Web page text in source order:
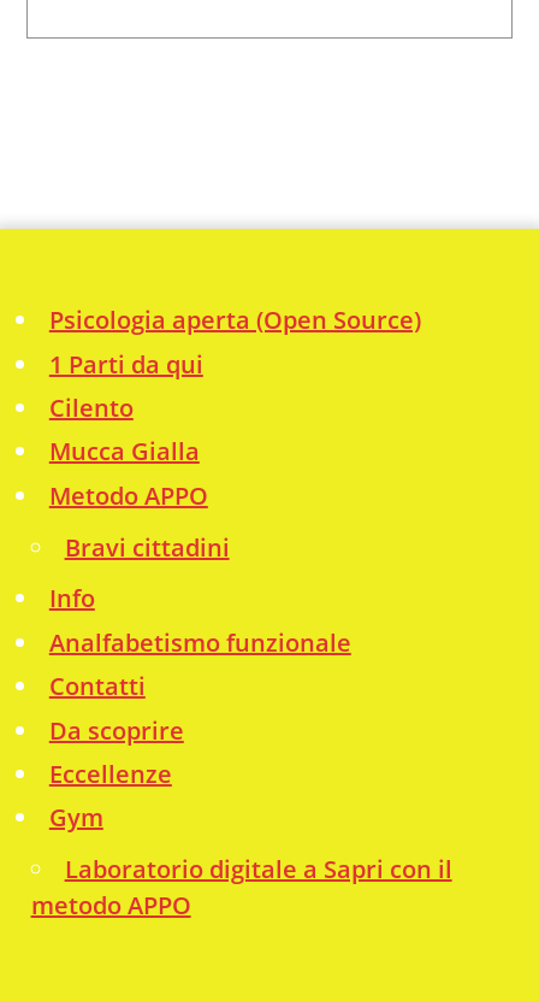
Psicologia aperta (Open Source)
1 Parti da qui
Cilento
Mucca Gialla
Metodo APPO
Bravi cittadini
Info
Analfabetismo funzionale
Contatti
Da scoprire
Eccellenze
Gym
Laboratorio digitale a Sapri con il
metodo APPO